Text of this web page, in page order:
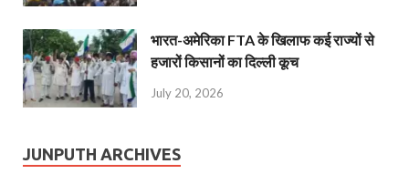
भारत-अमेरिका FTA के खिलाफ कई राज्यों से
हजारों किसानों का दिल्ली कूच
July 20, 2026
JUNPUTH ARCHIVES